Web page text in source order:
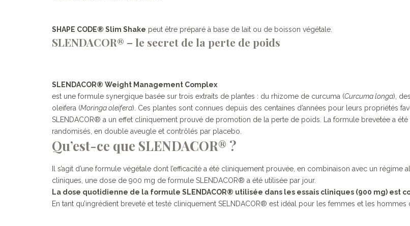
SHAPE CODE® Slim Shake peut être préparé à base de lait ou de boisson végétale.
SLENDACOR® – le secret de la perte de poids
SLENDACOR® Weight Management Complex
est une formule synergique basée sur trois extraits de plantes : du rhizome de curcuma (Curcuma longa),
oleifera (Moringa oleifera). Ces plantes sont connues depuis des centaines d’années pour leurs propriétés
SLENDACOR® a un effet cliniquement prouvé de promotion de la perte de poids. La formule brevetée a
randomisés, en double aveugle et contrôlés par placebo.
Qu’est-ce que SLENDACOR® ?
Il s’agit d’une formule végétale dont l’efficacité a été cliniquement prouvée, en combinaison avec un
cliniques, une dose de 900 mg de formule SLENDACOR® a été utilisée par jour.
La dose quotidienne de la formule SLENDACOR® utilisée dans les essais cliniques (900 mg) est
En tant qu’ingrédient breveté et testé cliniquement SELNDACOR® est idéal pour les femmes et les